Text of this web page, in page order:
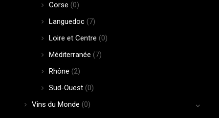
Corse (0)
Languedoc (7)
Loire et Centre (0)
Méditerranée (7)
Rhône (2)
Sud-Ouest (0)
Vins du Monde (0)